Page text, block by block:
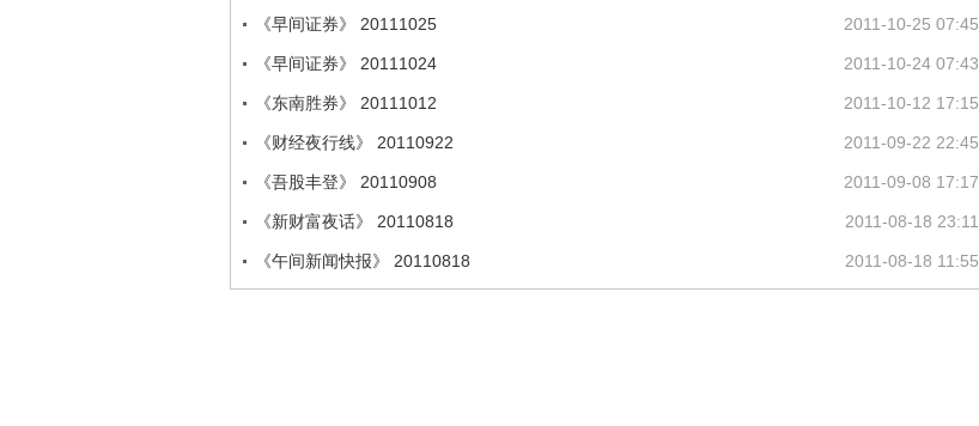
2011-10-25 07:45
《早间证券》 20111025
2011-10-24 07:43
《早间证券》 20111024
2011-10-12 17:15
《东南胜券》 20111012
2011-09-22 22:45
《财经夜行线》 20110922
2011-09-08 17:17
《吾股丰登》 20110908
2011-08-18 23:11
《新财富夜话》 20110818
2011-08-18 11:55
《午间新闻快报》 20110818